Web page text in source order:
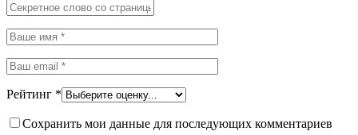
Рейтинг *
Сохранить мои данные для последующих комментариев